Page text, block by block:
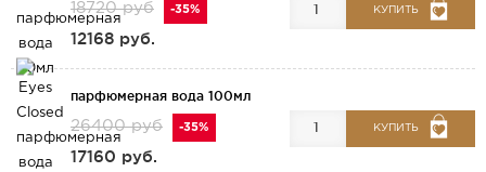
18720 руб -35%
12168 руб.
КУПИТЬ
парфюмерная вода 100мл
26400 руб -35%
17160 руб.
КУПИТЬ